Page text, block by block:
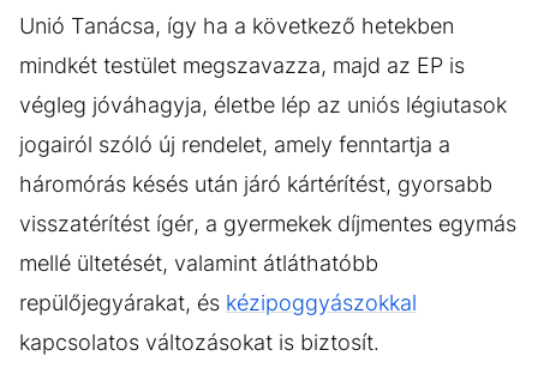
Unió Tanácsa, így ha a következő hetekben
mindkét testület megszavazza, majd az EP is
végleg jóváhagyja, életbe lép az uniós légiutasok
jogairól szóló új rendelet, amely fenntartja a
háromórás késés után járó kártérítést, gyorsabb
visszatérítést ígér, a gyermekek díjmentes egymás
mellé ültetését, valamint átláthatóbb
repülőjegyárakat, és kézipoggyászokkal
kapcsolatos változásokat is biztosít.